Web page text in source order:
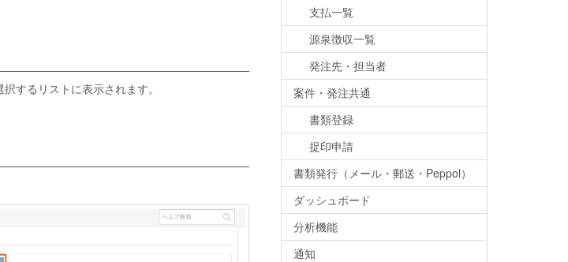
するリストに表示されます。
支払一覧
源泉徴収一覧
発注先・担当者
案件・発注共通
書類登録
捉印申請
書類発行（メール・郵送・Peppol）
ダッシュボード
分析機能
通知